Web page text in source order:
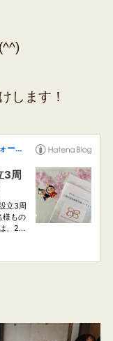
します！